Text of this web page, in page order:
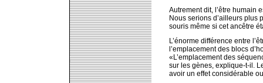
Autrement dit, l’être humain
Nous serions d’ailleurs plus
souris même si cet ancêtre
L’énorme différence entre
l’emplacement des blocs
«L’emplacement des
sur les gènes, explique-t-il.
avoir un effet considérable